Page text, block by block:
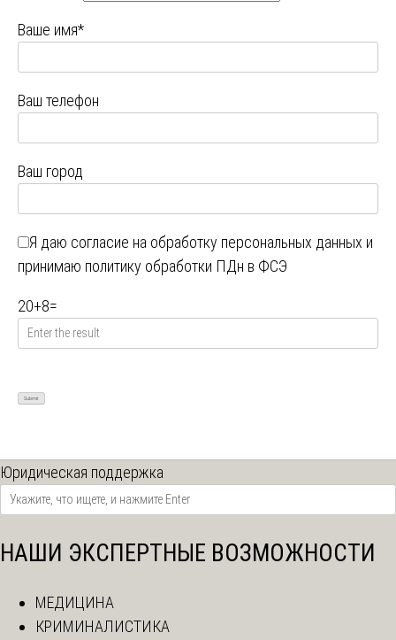
Ваше имя*
Ваш телефон
Ваш город
Я даю согласие на обработку персональных данных и
принимаю политику обработки ПДн в ФСЭ
20+8=
Юридическая поддержка
НАШИ ЭКСПЕРТНЫЕ ВОЗМОЖНОСТИ
МЕДИЦИНА
КРИМИНАЛИСТИКА